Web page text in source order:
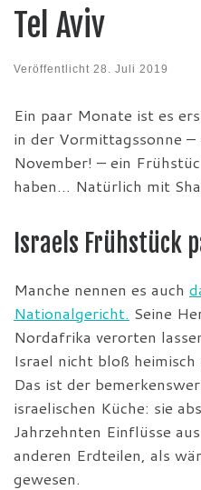
Tel Aviv
Veröffentlicht 28. Juli 2019
Ein paar Monate ist es
in der Vormittagssonne
November! – ein
haben… Natürlich mit
Israels Frühstück
Manche nennen es auch
Nationalgericht. Seine
Nordafrika verorten
Israel nicht bloß
Das ist der
israelischen Küche: sie
Jahrzehnten Einflüsse
anderen Erdteilen, als
gewesen.